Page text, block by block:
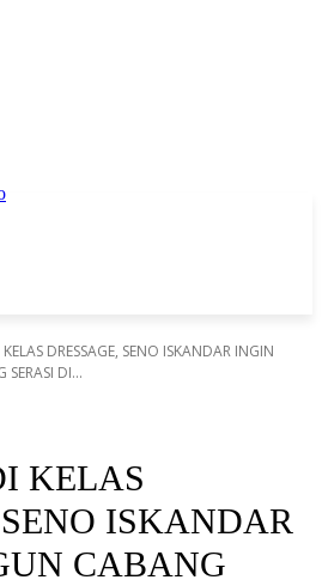
DRESSAGE, SENO ISKANDAR INGIN
DI...
KELAS
ISKANDAR
CABANG